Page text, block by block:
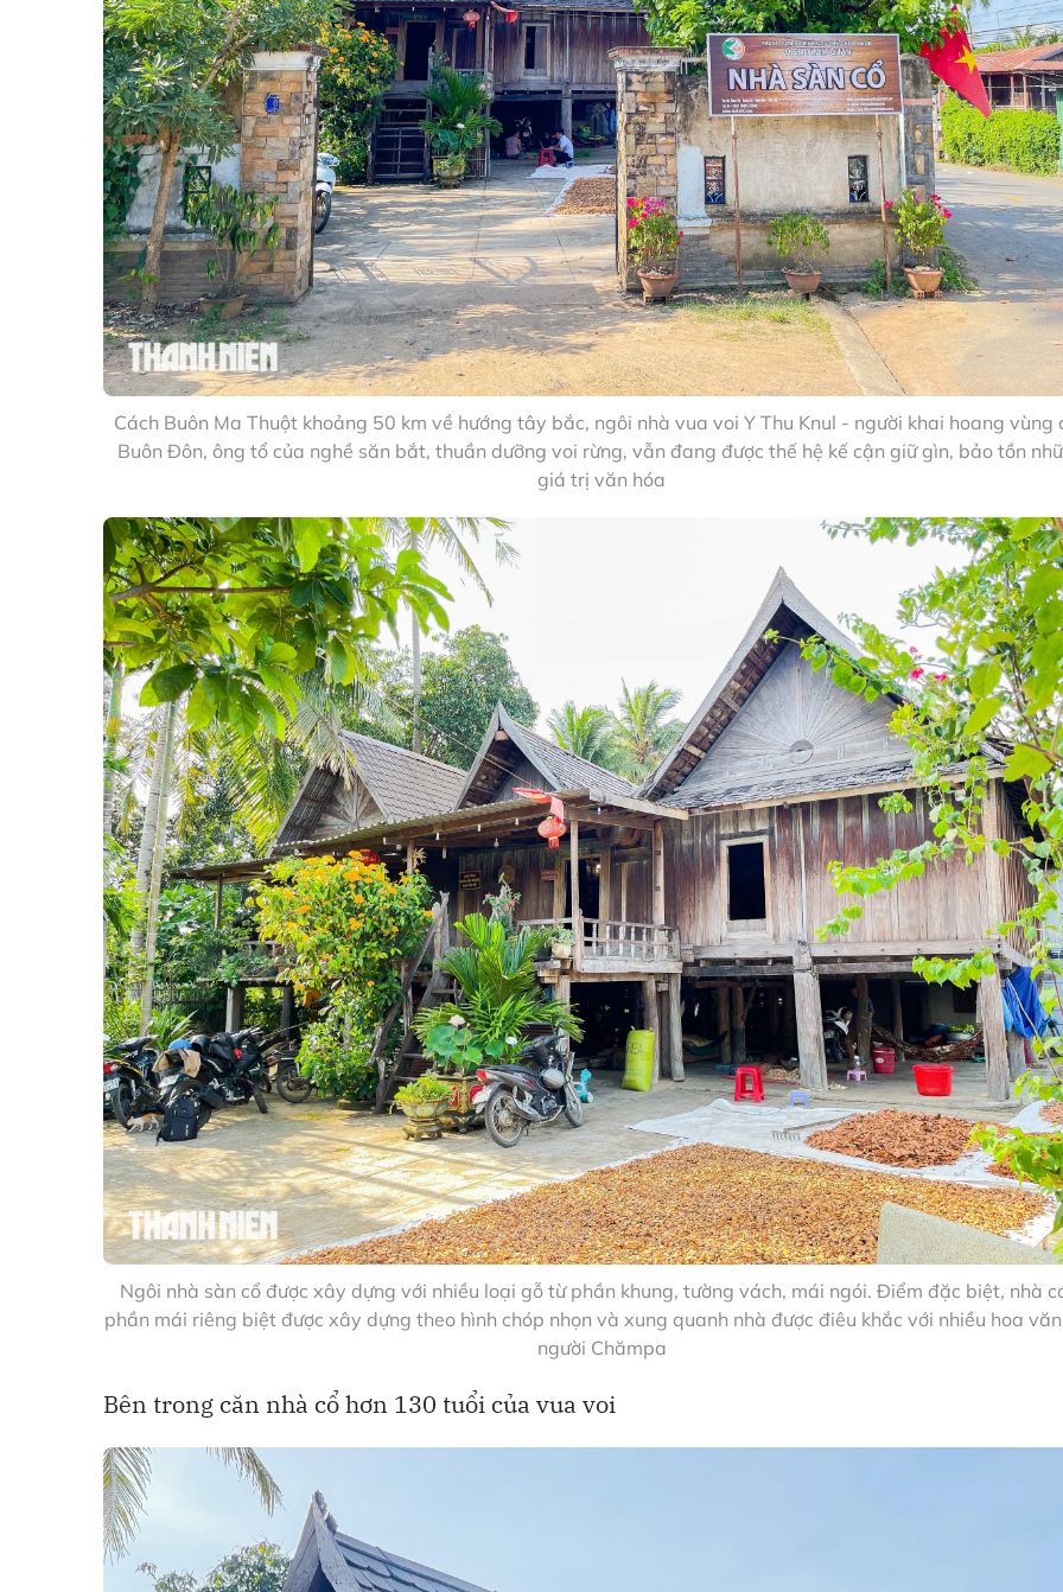
Cách Buôn Ma Thuột khoảng 50 km về hướng tây bắc, ngôi nhà vua voi Y Thu Knul - người khai hoang vùng
Buôn Đôn, ông tổ của nghề săn bắt, thuần dưỡng voi rừng, vẫn đang được thế hệ kế cận giữ gìn, bảo tồn
giá trị văn hóa
Ngôi nhà sàn cổ được xây dựng với nhiều loại gỗ từ phần khung, tường vách, mái ngói. Điểm đặc biệt, nhà
phần mái riêng biệt được xây dựng theo hình chóp nhọn và xung quanh nhà được điêu khắc với nhiều hoa
người Chămpa
Bên trong căn nhà cổ hơn 130 tuổi của vua voi